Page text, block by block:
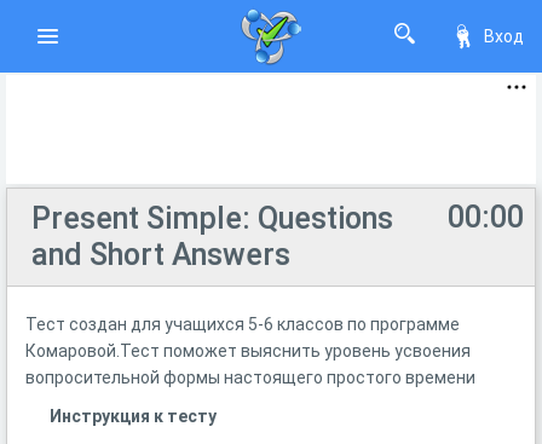
Вход
00:00
Present Simple: Questions
and Short Answers
Тест создан для учащихся 5-6 классов по программе
Комаровой.Тест поможет выяснить уровень усвоения
вопросительной формы настоящего простого времени
Инструкция к тесту